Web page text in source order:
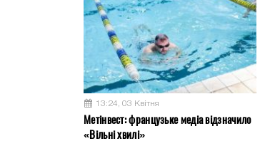
13:24, 03 Квітня
Метінвест: французьке медіа відзначило
«Вільні хвилі»